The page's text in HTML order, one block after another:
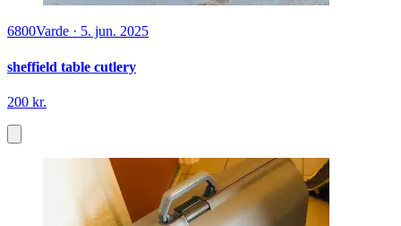
6800Varde · 5. jun. 2025
sheffield table cutlery
200 kr.